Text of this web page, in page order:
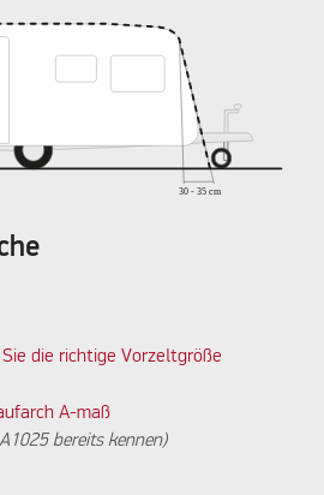
die richtige Vorzeltgröße
A-maß
bereits kennen)